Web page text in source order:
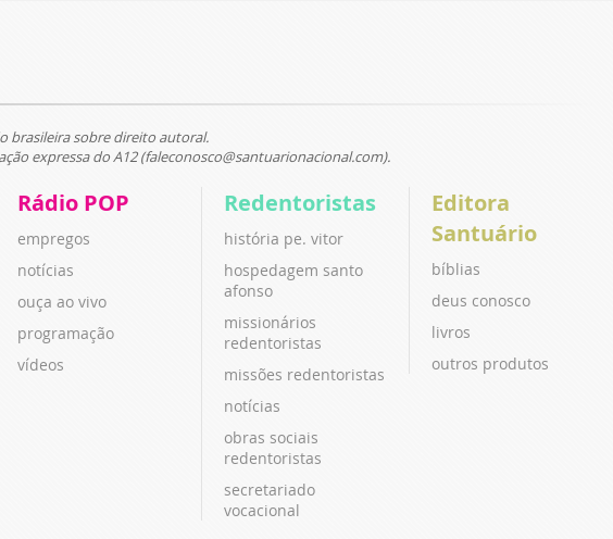
brasileira sobre direito autoral.
expressa do A12 (faleconosco@santuarionacional.com).
Rádio POP
empregos
notícias
ouça ao vivo
programação
vídeos
Redentoristas
história pe. vitor
hospedagem santo
afonso
missionários
redentoristas
missões redentoristas
notícias
obras sociais
redentoristas
secretariado
vocacional
Editora
Santuário
bíblias
deus conosco
livros
outros produtos